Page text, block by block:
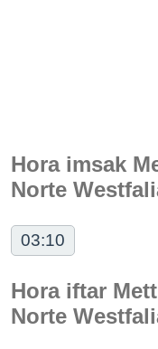
Hora imsak
Norte
03:10
Hora iftar
Norte